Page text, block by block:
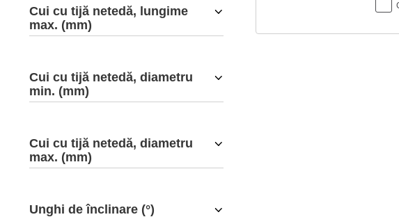
Cui cu tijă netedă, lungime
max. (mm)
Cui cu tijă netedă, diametru
min. (mm)
Cui cu tijă netedă, diametru
max. (mm)
Unghi de înclinare (°)